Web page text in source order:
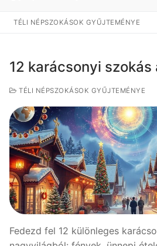
TÉLI NÉPSZOKÁSOK GYŰJTEMÉNYE
12 karácsonyi
TÉLI NÉPSZOKÁSOK GYŰJTEMÉNYE
Fedezd fel 12 különleges